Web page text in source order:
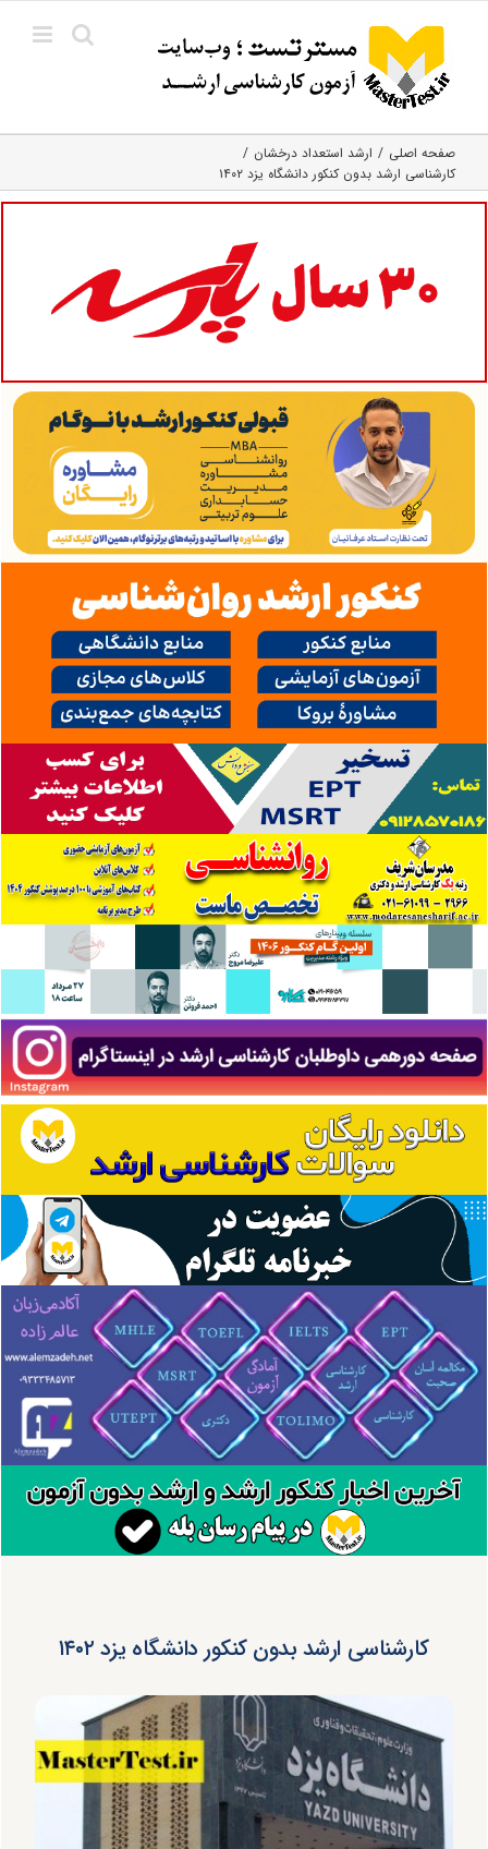
content
صفحه اصلی
ارشد استعداد درخشان
کارشناسی ارشد بدون کنکور دانشگاه یزد ۱۴۰۲
کارشناسی ارشد بدون کنکور دانشگاه یزد ۱۴۰۲